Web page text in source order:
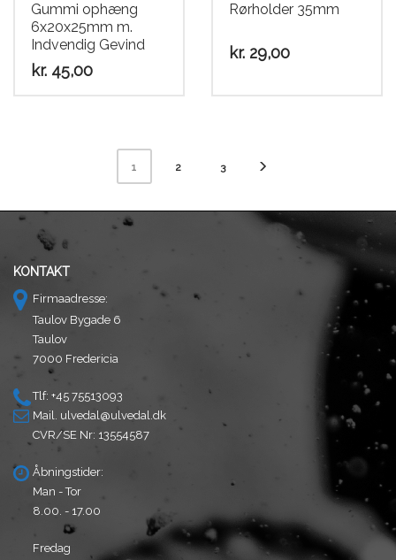
Gummi ophæng
6x20x25mm m.
Indvendig Gevind
kr. 45,00
Rørholder 35mm
kr. 29,00
1 2 3
KONTAKT
Firmaadresse:
Taulov Bygade 6
Taulov
7000 Fredericia
Tlf: +45 75513093
Mail. ulvedal@ulvedal.dk
CVR/SE Nr: 13554587
Åbningstider:
Man - Tor
8.00. - 17.00
Fredag